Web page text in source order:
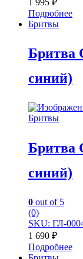
Подробнее
Бритвы
Бритва
синий)
Бритвы
Бритва
синий)
0 out of 5
(0)
SKU: ГЛ-
1 690 ₽
Подробнее